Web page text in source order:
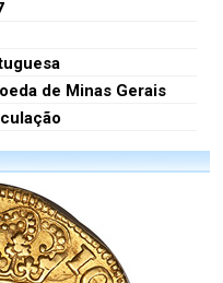
de Minas Gerais